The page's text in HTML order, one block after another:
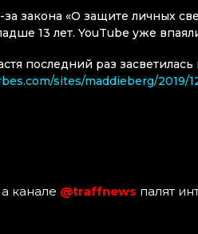
за закона «О защите личных
13 лет. YouTube уже
последний раз засветилась
sites/maddieberg/
канале @traffnews палят